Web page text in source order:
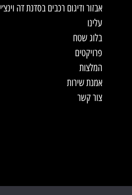
אבזור ודיגום רכבים בסדנת דה וינצ׳י
עלינו
בלוג שטח
פרויקטים
המלצות
אמנת שירות
צור קשר